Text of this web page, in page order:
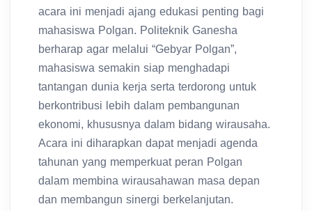
acara ini menjadi ajang edukasi penting bagi
mahasiswa Polgan. Politeknik Ganesha
berharap agar melalui “Gebyar Polgan”,
mahasiswa semakin siap menghadapi
tantangan dunia kerja serta terdorong untuk
berkontribusi lebih dalam pembangunan
ekonomi, khususnya dalam bidang wirausaha.
Acara ini diharapkan dapat menjadi agenda
tahunan yang memperkuat peran Polgan
dalam membina wirausahawan masa depan
dan membangun sinergi berkelanjutan.